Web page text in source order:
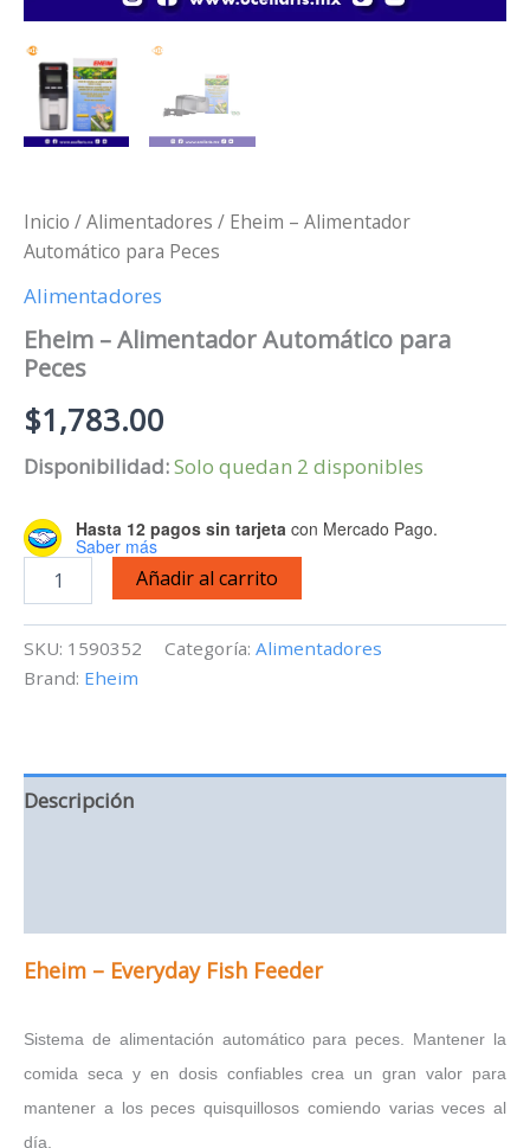
Inicio /Alimentadores / Eheim – Alimentador
Automático para Peces
Alimentadores
Eheim – Alimentador Automático para
Peces
$1,783.00
Disponibilidad:Solo quedan 2 disponibles
Hasta 12 pagos sin tarjeta con Mercado Pago.
Saber más
para
Peces
Añadir al carrito
SKU: 1590352 Categoría: Alimentadores
Brand: Eheim
Descripción
Eheim – Everyday Fish Feeder
Sistema de alimentación automático para peces. Mantener la
comida seca y en dosis confiables crea un gran valor para
mantener a los peces quisquillosos comiendo varias veces al
día.